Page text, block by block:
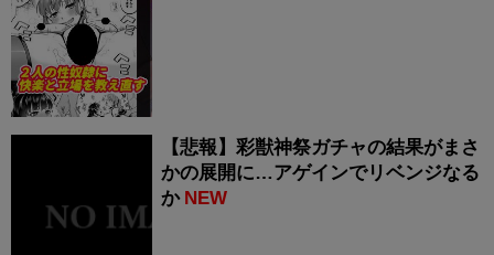
【悲報】彩獣神祭ガチャの結果がまさ
かの展開に…アゲインでリベンジなる
か NEW